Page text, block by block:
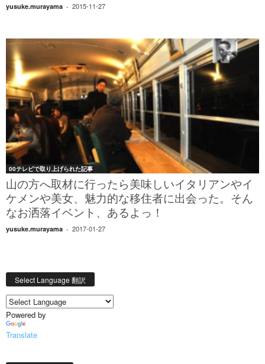
yusuke.murayama - 2015-11-27
00テレビで取り上げられた記事
山の方へ取材に行ったら美味しいイタリアンやイ
ケメンや美女、魅力的な移住者に出会った。そん
なお洒落イベント、あるよっ！
yusuke.murayama - 2017-01-27
Select Language 翻訳
Powered by
Translate